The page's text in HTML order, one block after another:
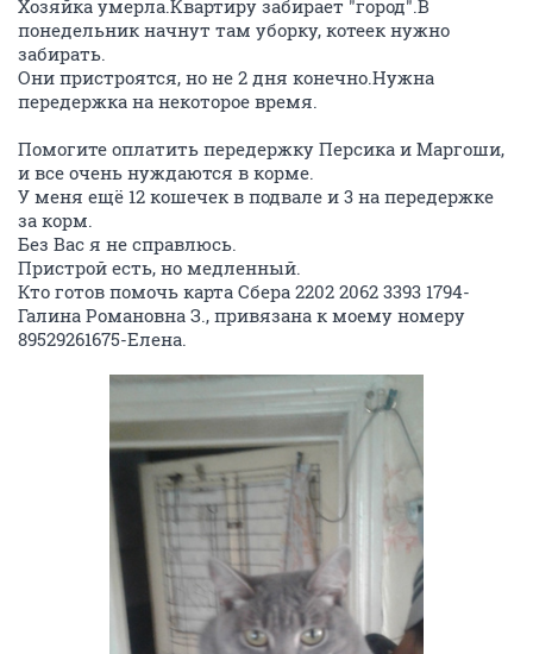
Хозяйка умерла.Квартиру забирает "город".В
понедельник начнут там уборку, котеек нужно
забирать.
Они пристроятся, но не 2 дня конечно.Нужна
передержка на некоторое время.
Помогите оплатить передержку Персика и Маргоши,
и все очень нуждаются в корме.
У меня ещё 12 кошечек в подвале и 3 на передержке
за корм.
Без Вас я не справлюсь.
Пристрой есть, но медленный.
Кто готов помочь карта Сбера 2202 2062 3393 1794-
Галина Романовна З., привязана к моему номеру
89529261675-Елена.